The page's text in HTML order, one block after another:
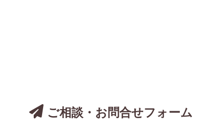
ご相談・お問合せフォーム